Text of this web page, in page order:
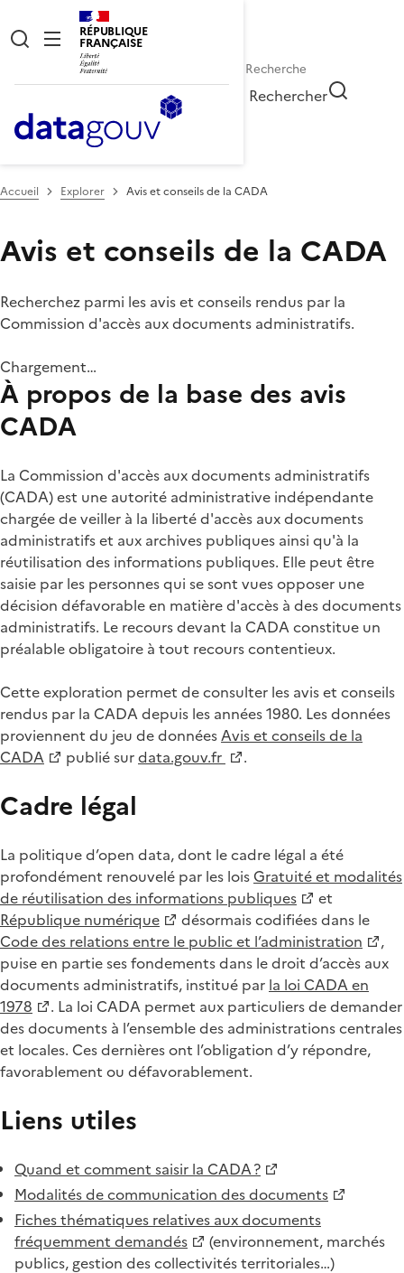
RÉPUBLIQUE
FRANÇAISE
Rechercher
Accueil Explorer Avis et conseils de la CADA
Avis et conseils de la CADA
Recherchez parmi les avis et conseils rendus par la
Commission d'accès aux documents administratifs.
Chargement…
À propos de la base des avis
CADA
La Commission d'accès aux documents administratifs
(CADA) est une autorité administrative indépendante
chargée de veiller à la liberté d'accès aux documents
administratifs et aux archives publiques ainsi qu'à la
réutilisation des informations publiques. Elle peut être
saisie par les personnes qui se sont vues opposer une
décision défavorable en matière d'accès à des documents
administratifs. Le recours devant la CADA constitue un
préalable obligatoire à tout recours contentieux.
Cette exploration permet de consulter les avis et conseils
rendus par la CADA depuis les années 1980. Les données
proviennent du jeu de donnéesAvis et conseils de la
CADA
publié surdata.gouv.fr .
Cadre légal
La politique d’open data, dont le cadre légal a été
profondément renouvelé par les loisGratuité et modalités
de réutilisation des informations publiques
et
République numérique
désormais codifiées dans le
Code des relations entre le public et l’administration
,
puise en partie ses fondements dans le droit d’accès aux
documents administratifs, institué par la loi CADA en
1978
. La loi CADA permet aux particuliers de demander
des documents à l’ensemble des administrations centrales
et locales. Ces dernières ont l’obligation d’y répondre,
favorablement ou défavorablement.
Liens utiles
Quand et comment saisir la CADA ?
Modalités de communication des documents
Fiches thématiques relatives aux documents
fréquemment demandés
(environnement, marchés
publics, gestion des collectivités territoriales…)